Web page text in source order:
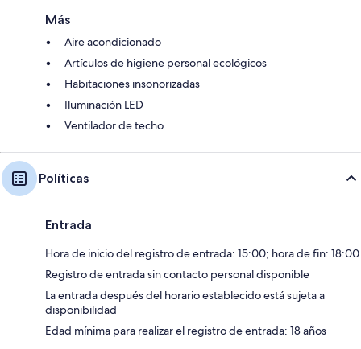
Más
Aire acondicionado
Artículos de higiene personal ecológicos
Habitaciones insonorizadas
Iluminación LED
Ventilador de techo
Políticas
Entrada
Hora de inicio del registro de entrada: 15:00; hora de fin: 18:00
Registro de entrada sin contacto personal disponible
La entrada después del horario establecido está sujeta a
disponibilidad
Edad mínima para realizar el registro de entrada: 18 años